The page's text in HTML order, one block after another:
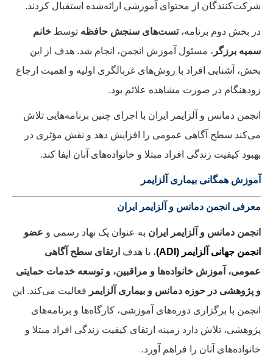
شرکت‌کنندگان از محتوای آموزشی ارائه‌شده استقبال کردند.
در بخش دوم برنامه،تست‌های سنجش حافظه توسط خانم
سمیه برزگر ، مسئول آموزش انجمن، انجام شد. هدف از این
بخش، آشنایی افراد با روش‌های غربالگری اولیه و اهمیت ارجاع
زودهنگام در صورت مشاهده علائم بود.
انجمن دمانس و آلزایمر ایران با اجرای چنین برنامه‌هایی تلاش
می‌کند سطح آگاهی عمومی را افزایش دهد و نقش مؤثری در
بهبود کیفیت زندگی افراد مبتلا و خانواده‌های آنان ایفا کند.
آموزش همگانی بیماری آلزایمر
معرفی انجمن دمانس و آلزایمر ایران
انجمن دمانس و آلزایمر ایران به عنوان یک نهاد رسمی و عضو
انجمن جهانی آلزایمر (ADI)
، با هدف ارتقای سطح آگاهی
عمومی، آموزش خانواده‌ها و مراقبین، و توسعه خدمات حمایتی
و پژوهشی در حوزه دمانس و بیماری آلزایمر فعالیت می‌کند. این
انجمن با برگزاری دوره‌های آموزشی، کارگاه‌ها و برنامه‌های
پژوهشی، تلاش دارد زمینه ارتقای کیفیت زندگی افراد مبتلا و
خانواده‌های آنان را فراهم آورد.